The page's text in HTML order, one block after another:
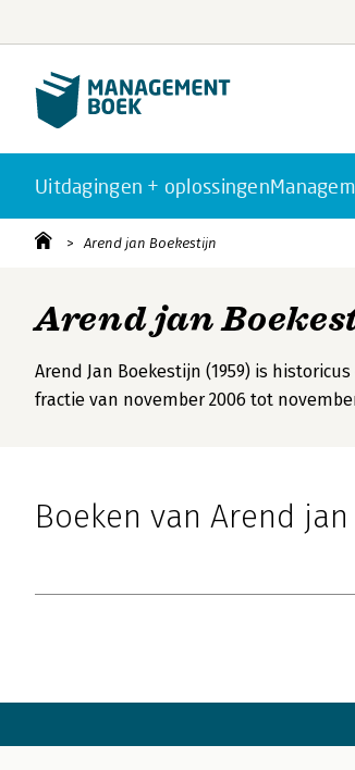
Uitdagingen + oplossingen
Arend jan Boekestijn
Arend jan
Arend Jan Boekestijn (1959) is
fractie van november 2006 tot
Boeken van Arend